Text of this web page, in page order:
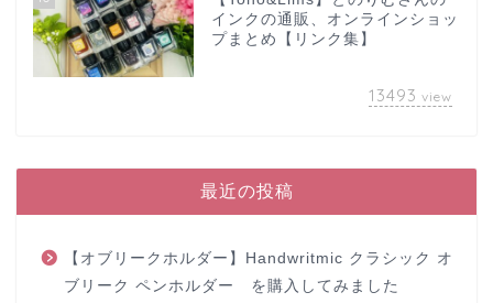
インクの通販、オンラインショッ
プまとめ【リンク集】
13493 view
最近の投稿
【オブリークホルダー】Handwritmic クラシック オ
ブリーク ペンホルダー を購入してみました